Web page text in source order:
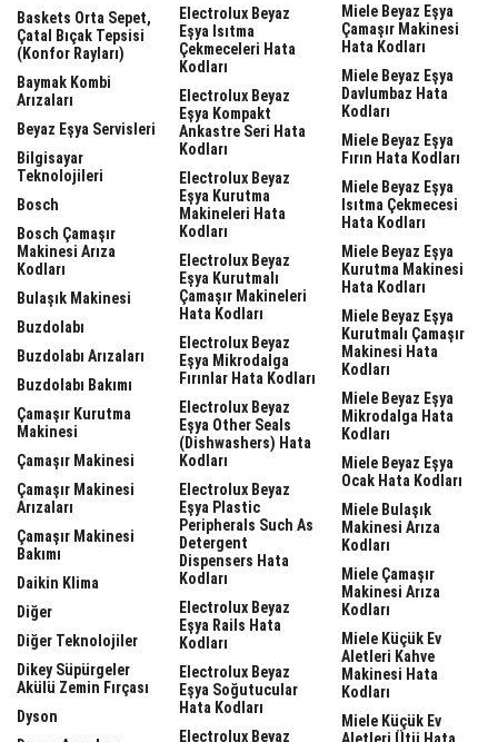
Baskets Orta Sepet,
Çatal Bıçak Tepsisi
(Konfor Rayları)
Baymak Kombi
Arızaları
Beyaz Eşya Servisleri
Bilgisayar
Teknolojileri
Bosch
Bosch Çamaşır
Makinesi Arıza
Kodları
Bulaşık Makinesi
Buzdolabı
Buzdolabı Arızaları
Buzdolabı Bakımı
Çamaşır Kurutma
Makinesi
Çamaşır Makinesi
Çamaşır Makinesi
Arızaları
Çamaşır Makinesi
Bakımı
Daikin Klima
Diğer
Diğer Teknolojiler
Dikey Süpürgeler
Akülü Zemin Fırçası
Dyson
Electrolux Beyaz
Eşya Isıtma
Çekmeceleri Hata
Kodları
Electrolux Beyaz
Eşya Kompakt
Ankastre Seri Hata
Kodları
Electrolux Beyaz
Eşya Kurutma
Makineleri Hata
Kodları
Electrolux Beyaz
Eşya Kurutmalı
Çamaşır Makineleri
Hata Kodları
Electrolux Beyaz
Eşya Mikrodalga
Fırınlar Hata Kodları
Electrolux Beyaz
Eşya Other Seals
(dishwashers) Hata
Kodları
Electrolux Beyaz
Eşya Plastic
Peripherals Such As
Detergent
Dispensers Hata
Kodları
Electrolux Beyaz
Eşya Rails Hata
Kodları
Electrolux Beyaz
Eşya Soğutucular
Hata Kodları
Electrolux Beyaz
Miele Beyaz Eşya
Çamaşır Makinesi
Hata Kodları
Miele Beyaz Eşya
Davlumbaz Hata
Kodları
Miele Beyaz Eşya
Fırın Hata Kodları
Miele Beyaz Eşya
Isıtma Çekmecesi
Hata Kodları
Miele Beyaz Eşya
Kurutma Makinesi
Hata Kodları
Miele Beyaz Eşya
Kurutmalı Çamaşır
Makinesi Hata
Kodları
Miele Beyaz Eşya
Mikrodalga Hata
Kodları
Miele Beyaz Eşya
Ocak Hata Kodları
Miele Bulaşık
Makinesi Arıza
Kodları
Miele Çamaşır
Makinesi Arıza
Kodları
Miele Küçük Ev
Aletleri Kahve
Makinesi Hata
Kodları
Miele Küçük Ev
Aletleri Ütü Hata